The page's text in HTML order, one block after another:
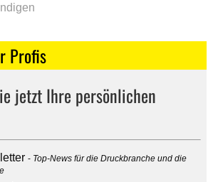
Profis
jetzt Ihre persönlichen
Top-News für die Druckbranche und die